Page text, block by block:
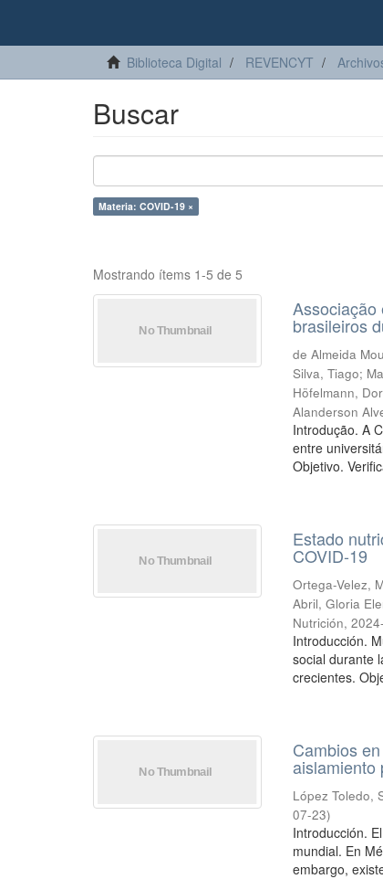
Biblioteca Digital REVENCYT
Buscar
Materia: COVID-19 ×
Mostrando ítems 1-5 de 5
Associação
brasileiros
de Almeida
Silva, Tiago;
Höfelmann,
Alanderson
Introdução. A
entre
Objetivo.
Estado
COVID-19
Ortega-Velez,
Abril, Gloria
Nutrición,
Introducción.
social durante
crecientes.
Cambios
aislamiento
López Toledo,
07-23)
Introducción.
mundial. En
embargo,